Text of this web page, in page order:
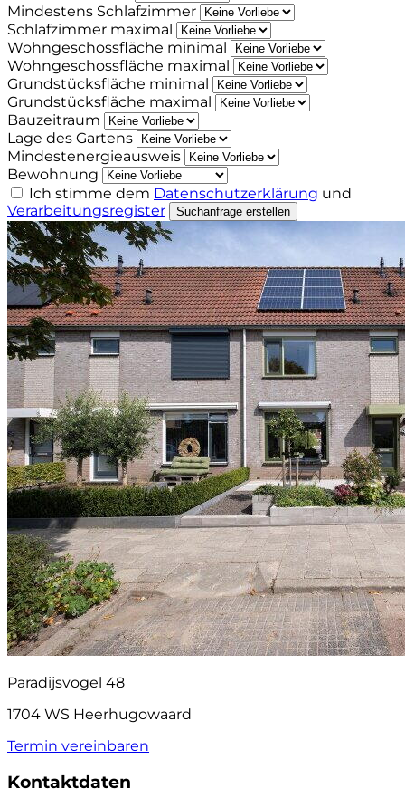
Mindestens Schlafzimmer
Schlafzimmer maximal
Wohngeschossfläche minimal
Wohngeschossfläche maximal
Grundstücksfläche minimal
Grundstücksfläche maximal
Bauzeitraum
Lage des Gartens
Mindestenergieausweis
Bewohnung
Ich stimme dem Datenschutzerklärung und
Verarbeitungsregister
Suchanfrage erstellen
Paradijsvogel 48
1704 WS Heerhugowaard
Termin vereinbaren
Kontaktdaten